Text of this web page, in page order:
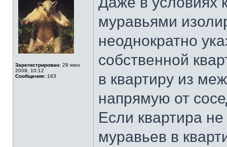
Зарегистрирован: 29 июн
2009, 10:12
Сообщения: 163
муравьями
неоднократно
собственной
в квартиру из
напрямую от
Если квартира
муравьев в